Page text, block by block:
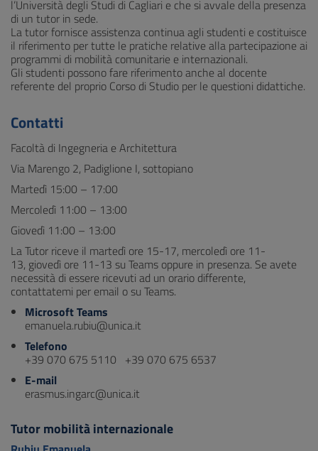
l’Università degli Studi di Cagliari e che si avvale della presenza
di un tutor in sede.
La tutor fornisce assistenza continua agli studenti e costituisce
il riferimento per tutte le pratiche relative alla partecipazione ai
programmi di mobilità comunitarie e internazionali.
Gli studenti possono fare riferimento anche al docente
referente del proprio Corso di Studio per le questioni didattiche.
Contatti
Facoltà di Ingegneria e Architettura
Via Marengo 2, Padiglione I, sottopiano
Martedì 15:00 – 17:00
Mercoledì 11:00 – 13:00
Giovedì 11:00 – 13:00
La Tutor riceve il martedì ore 15-17, mercoledì ore 11-
13, giovedì ore 11-13 su Teams oppure in presenza. Se avete
necessità di essere ricevuti ad un orario differente,
contattatemi per email o su Teams.
Microsoft Teams
emanuela.rubiu@unica.it
Telefono
+39 070 675 5110 +39 070 675 6537
E-mail
erasmus.ingarc@unica.it
Tutor mobilità internazionale